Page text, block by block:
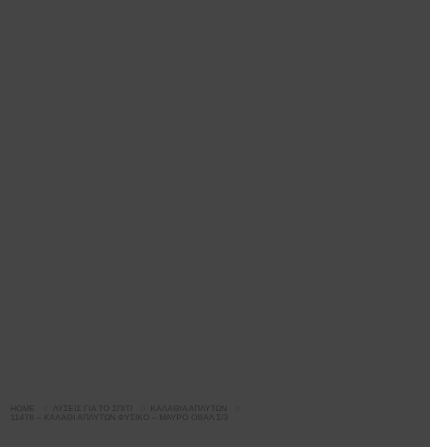
HOME ΛΎΣΕΙΣ ΓΙΑ ΤΟ ΣΠΊΤΙ
ΚΑΛΆΘΙΑ ΑΠΛΎΤΩΝ
11478 – ΚΑΛΆΘΙ ΑΠΛΎΤΩΝ ΦΥΣΙΚΌ – ΜΑΎΡΟ ΟΒΆΛ Σ/3